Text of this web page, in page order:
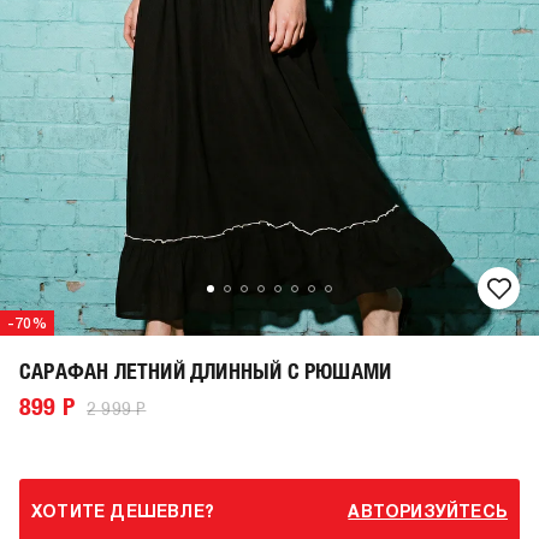
-70%
САРАФАН ЛЕТНИЙ ДЛИННЫЙ С РЮШАМИ
899 Р 2 999 Р
ХОТИТЕ ДЕШЕВЛЕ? АВТОРИЗУЙТЕСЬ